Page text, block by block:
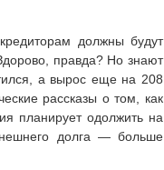
должны будут
правда? Но знают
а вырос еще на 208
рассказы о том, как
планирует одолжить на
долга — больше